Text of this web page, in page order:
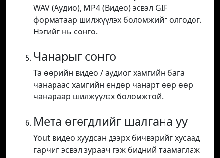
WAV (Аудио), MP4 (Видео) эсвэл GIF
форматаар шилжүүлэх боломжийг олгодог.
Нэгийг нь сонго.
Чанарыг сонго
Та өөрийн видео / аудиог хамгийн бага
чанараас хамгийн өндөр чанарт өөр өөр
чанараар шилжүүлэх боломжтой.
Мета өгөгдлийг шалгана уу
Yout видео хуудсан дээрх бичвэрийг хусаад
гарчиг эсвэл зураач гэж бидний таамаглаж